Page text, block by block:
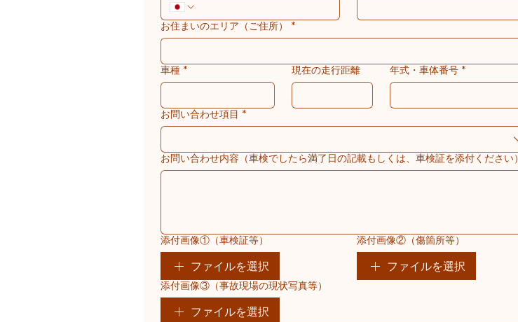
お住まいのエリア（ご住所） *
車種 * 現在の走行距離 年式・車体番号 *
お問い合わせ項目 *
お問い合わせ内容（車検でしたら満了日の記載もしくは、車検証を添付ください）
添付画像①（車検証等）
ファイルを選択
添付画像②（傷箇所等）
ファイルを選択
添付画像③（事故現場の現状写真等）
ファイルを選択